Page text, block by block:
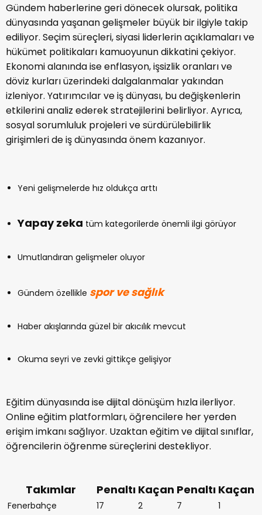
Gündem haberlerine geri dönecek olursak, politika
dünyasında yaşanan gelişmeler büyük bir ilgiyle takip
ediliyor. Seçim süreçleri, siyasi liderlerin açıklamaları ve
hükümet politikaları kamuoyunun dikkatini çekiyor.
Ekonomi alanında ise enflasyon, işsizlik oranları ve
döviz kurları üzerindeki dalgalanmalar yakından
izleniyor. Yatırımcılar ve iş dünyası, bu değişkenlerin
etkilerini analiz ederek stratejilerini belirliyor. Ayrıca,
sosyal sorumluluk projeleri ve sürdürülebilirlik
girişimleri de iş dünyasında önem kazanıyor.
Yeni gelişmelerde hız oldukça arttı
Yapay zeka tüm kategorilerde önemli ilgi görüyor
Umutlandıran gelişmeler oluyor
Gündem özellikle spor ve sağlık
Haber akışlarında güzel bir akıcılık mevcut
Okuma seyri ve zevki gittikçe gelişiyor
Eğitim dünyasında ise dijital dönüşüm hızla ilerliyor.
Online eğitim platformları, öğrencilere her yerden
erişim imkanı sağlıyor. Uzaktan eğitim ve dijital sınıflar,
öğrencilerin öğrenme süreçlerini destekliyor.
Takımlar Penaltı Kaçan Penaltı Kaçan
Fenerbahçe 17 2 7
1